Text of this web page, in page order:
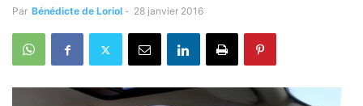
Par Bénédicte de Loriol - 28 janvier 2016